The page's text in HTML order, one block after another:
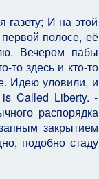
газету; И на этой
полосе, её
Вечером пабы
то здесь и кто-то
Идею уловили, и
is Called Liberty. -
распорядка
закрытием
подобно стаду